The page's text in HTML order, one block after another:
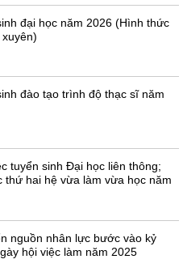
đại học năm 2026 (Hình thức
đào tạo trình độ thạc sĩ năm
tuyển sinh Đại học liên thông;
thứ hai hệ vừa làm vừa học năm
nguồn nhân lực bước vào kỷ
hội việc làm năm 2025